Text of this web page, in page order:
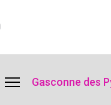
Gasconne des